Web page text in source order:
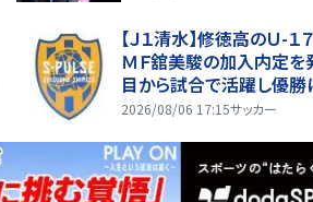
【Ｊ１清水】修徳高のＵ-
ＭＦ舘美駿の加入内定を
目から試合で活躍し優勝
きるように」
2026/08/06 17:15サッカー